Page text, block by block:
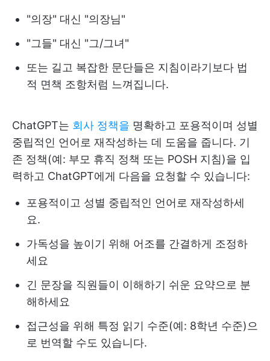
"의장" 대신 "의장님"
"그들" 대신 "그/그녀"
또는 길고 복잡한 문단들은 지침이라기보다 법
적 면책 조항처럼 느껴집니다.
ChatGPT는 회사 정책을 명확하고 포용적이며 성별
중립적인 언어로 재작성하는 데 도움을 줍니다. 기
존 정책(예: 부모 휴직 정책 또는 POSH 지침)을 입
력하고 ChatGPT에게 다음을 요청할 수 있습니다:
포용적이고 성별 중립적인 언어로 재작성하세
요.
가독성을 높이기 위해 어조를 간결하게 조정하
세요
긴 문장을 직원들이 이해하기 쉬운 요약으로 분
해하세요
접근성을 위해 특정 읽기 수준(예: 8학년 수준)으
로 번역할 수도 있습니다.